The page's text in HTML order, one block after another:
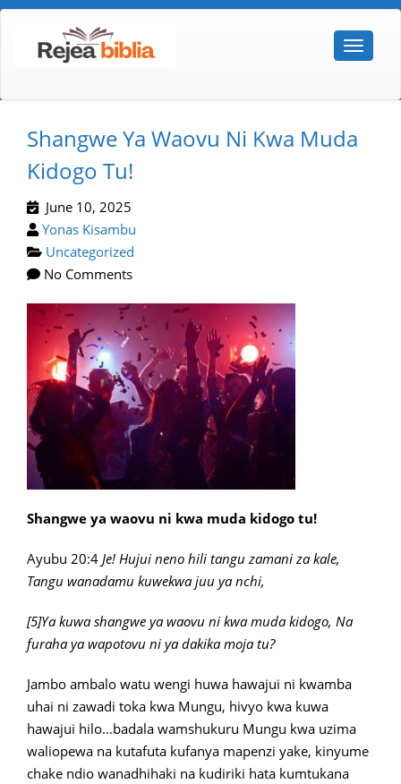
Shangwe Ya Waovu Ni Kwa Muda
Kidogo Tu!
June 10, 2025
Yonas Kisambu
Uncategorized
No Comments
Shangwe ya waovu ni kwa muda kidogo tu!
Ayubu 20:4 Je! Hujui neno hili tangu zamani za kale,
Tangu wanadamu kuwekwa juu ya nchi,
[5]Ya kuwa shangwe ya waovu ni kwa muda kidogo, Na
furaha ya wapotovu ni ya dakika moja tu?
Jambo ambalo watu wengi huwa hawajui ni kwamba
uhai ni zawadi toka kwa Mungu, hivyo kwa kuwa
hawajui hilo…badala wamshukuru Mungu kwa uzima
waliopewa na kutafuta kufanya mapenzi yake, kinyume
chake ndio wanadhihaki na kudiriki hata kumtukana